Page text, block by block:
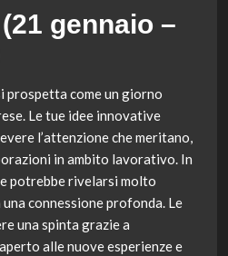
gennaio –
prospetta come un giorno
Le tue idee innovative
l’attenzione che meritano,
in ambito lavorativo. In
potrebbe rivelarsi molto
connessione profonda. Le
una spinta grazie a
alle nuove esperienze e